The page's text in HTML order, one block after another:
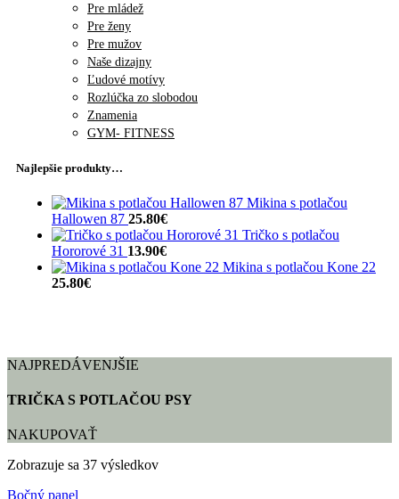
Pre mládež
Pre ženy
Pre mužov
Naše dizajny
Ľudové motívy
Rozlúčka zo slobodou
Znamenia
GYM- FITNESS
Najlepšie produkty…
Mikina s potlačou
Hallowen 87 25.80€
Tričko s potlačou
Hororové 31 13.90€
Mikina s potlačou Kone 22
25.80€
NAJPREDÁVENJŠIE
TRIČKA S POTLAČOU PSY
NAKUPOVAŤ
Zobrazuje sa 37 výsledkov
Bočný panel